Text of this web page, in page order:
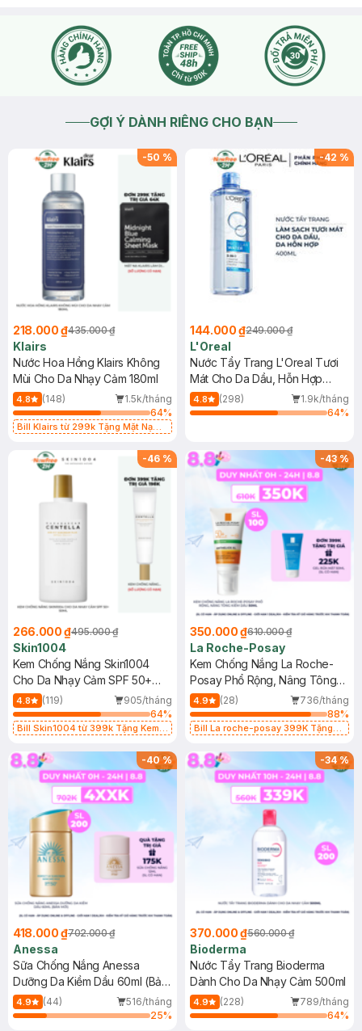
GỢI Ý DÀNH RIÊNG CHO BẠN
-50 %
218.000 ₫435.000 ₫
Klairs
Nước Hoa Hồng Klairs Không
Mùi Cho Da Nhạy Cảm 180ml
4.8 (148)
1.5k/tháng
64%
Bill Klairs từ 299k Tặng Mặt Nạ
25ml (SL Có Hạn)
-42 %
144.000 ₫249.000 ₫
L'Oreal
Nước Tẩy Trang L'Oreal Tươi
Mát Cho Da Dầu, Hỗn Hợp
400ml
4.8 (298)
1.9k/tháng
64%
-46 %
266.000 ₫495.000 ₫
Skin1004
Kem Chống Nắng Skin1004
Cho Da Nhạy Cảm SPF 50+
50ml
4.8 (119)
905/tháng
64%
Bill Skin1004 từ 399k Tặng Kem
SPF 50+ 20ml (SL Có Hạn)
-43%
350.000 ₫610.000 ₫
La Roche-Posay
Kem Chống Nắng La Roche-
Posay Phổ Rộng, Nâng Tông
Kiềm Dầu 50ml
4.9 (28)
736/tháng
88%
Bill La roche-posay 399K Tặng
(SL có hạn)
-40%
418.000 ₫702.000 ₫
Anessa
Sữa Chống Nắng Anessa
Dưỡng Da Kiềm Dầu 60ml (Bản
Mới)
4.9 (44)
516/tháng
25%
-34%
370.000 ₫560.000 ₫
Bioderma
Nước Tẩy Trang Bioderma
Dành Cho Da Nhạy Cảm 500ml
4.9 (228)
789/tháng
64%